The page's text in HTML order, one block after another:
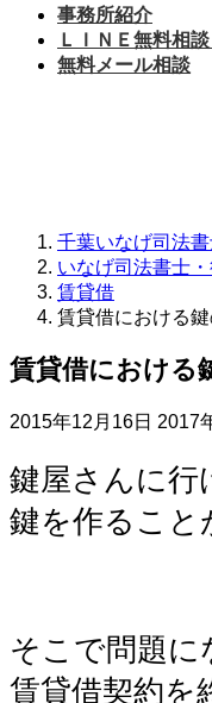
事務所紹介
ＬＩＮＥ無料相
無料メール相談
千葉いなげ司法
いなげ司法書士
賃貸借
賃貸借における
賃貸借における
2015年12月16日 最
更
新
日
2017
鍵屋さんに行
鍵を作ること
そこで問題に
賃貸借契約を